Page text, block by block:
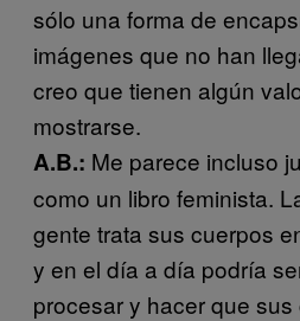
sólo una forma de
imágenes que no han
creo que tienen algún
mostrarse.
A.B.: Me parece incluso
como un libro feminista.
gente trata sus cuerpos
y en el día a día podría
procesar y hacer que